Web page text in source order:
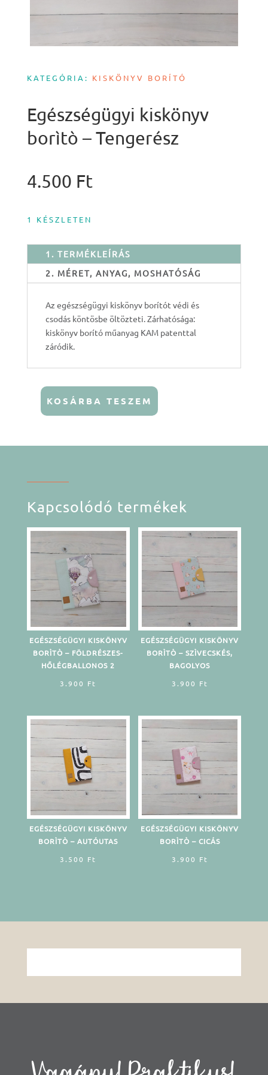
KATEGÓRIA: KISKÖNYV BORÍTÓ
Egészségügyi kiskönyv
borìtò – Tengerész
4.500 Ft
1 KÉSZLETEN
1. TERMÉKLEÍRÁS
2. MÉRET, ANYAG, MOSHATÓSÁG
Az egészségügyi kiskönyv borítót védi és
csodás köntösbe öltözteti. Zárhatósága:
kiskönyv borító műanyag KAM patenttal
záródik.
Egészségügyi
-
KOSÁRBA TESZEM
Kapcsolódó termékek
EGÉSZSÉGÜGYI KISKÖNYV
BORÌTÒ – FÖLDRÉSZES-
HŐLÉGBALLONOS 2
3.900 Ft
EGÉSZSÉGÜGYI KISKÖNYV
BORÌTÒ – SZÌVECSKÉS,
BAGOLYOS
3.900 Ft
EGÉSZSÉGÜGYI KISKÖNYV
BORÌTÒ – AUTÓUTAS
3.500 Ft
EGÉSZSÉGÜGYI KISKÖNYV
BORÌTÒ – CICÁS
3.900 Ft